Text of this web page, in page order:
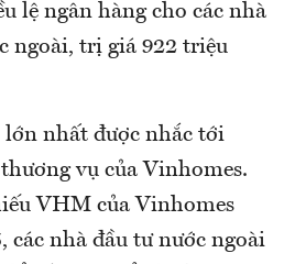
lệ ngân hàng cho các nhà
ngoài, trị giá 922 triệu
nhất được nhắc tới
vụ của Vinhomes.
VHM của Vinhomes
các nhà đầu tư nước ngoài